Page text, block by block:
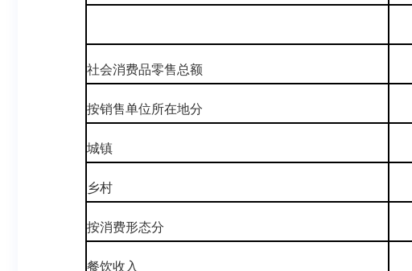
社会消费品零售总额
按销售单位所在地分
城镇
乡村
按消费形态分
餐饮收入